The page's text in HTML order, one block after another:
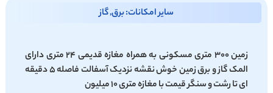
سایر امکانات: برق, گاز
زمین 300 متری مسکونی به همراه مغازه قدیمی 24 متری دارای
المک گاز و برق زمین خوش نقشه نزدیک آسفالت فاصله 5 دقیقه
ای تا رشت و سنگر قیمت با مغازه متری 10 میلیون